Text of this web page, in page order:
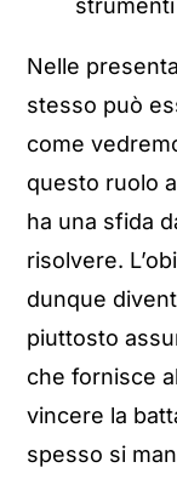
Nelle
stesso può
come
questo ruolo
ha una sfida
risolvere.
dunque
piuttosto
che fornisce
vincere la
spesso si